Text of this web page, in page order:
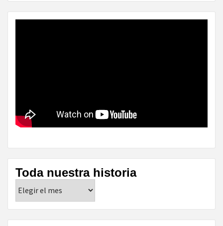
Toda nuestra historia
nuestra
historia